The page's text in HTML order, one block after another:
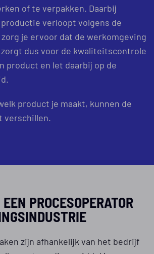
of te verpakken. Daarbij
verloopt volgens de
je ervoor dat de werkomgeving
dus voor de kwaliteitscontrole
product en let daarbij op de
product je maakt, kunnen de
verschillen.
PROCESOPERATOR
zijn afhankelijk van het bedrijf